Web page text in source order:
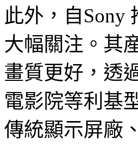
此外，自Sony
大幅關注。其
畫質更好，透
電影院等利基
傳統顯示屏廠